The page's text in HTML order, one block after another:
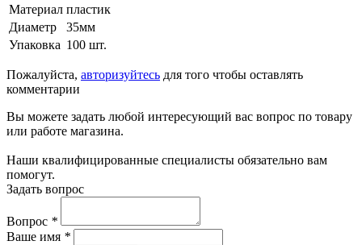
Материал пластик
Диаметр
35мм
Упаковка 100 шт.
Пожалуйста, авторизуйтесь для того чтобы оставлять
комментарии
Вы можете задать любой интересующий вас вопрос по товару
или работе магазина.
Наши квалифицированные специалисты обязательно вам
помогут.
Задать вопрос
Вопрос *
Ваше имя *